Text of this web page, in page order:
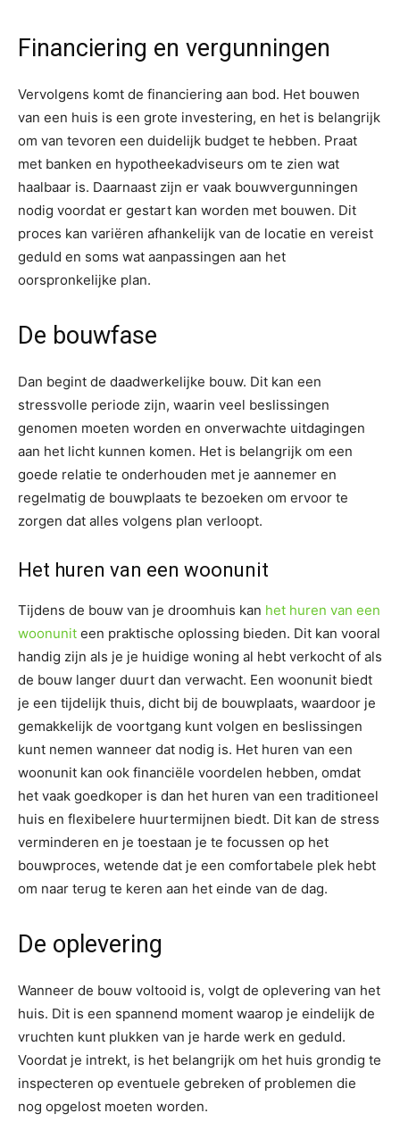
Financiering en vergunningen
Vervolgens komt de financiering aan bod. Het bouwen
van een huis is een grote investering, en het is belangrijk
om van tevoren een duidelijk budget te hebben. Praat
met banken en hypotheekadviseurs om te zien wat
haalbaar is. Daarnaast zijn er vaak bouwvergunningen
nodig voordat er gestart kan worden met bouwen. Dit
proces kan variëren afhankelijk van de locatie en vereist
geduld en soms wat aanpassingen aan het
oorspronkelijke plan.
De bouwfase
Dan begint de daadwerkelijke bouw. Dit kan een
stressvolle periode zijn, waarin veel beslissingen
genomen moeten worden en onverwachte uitdagingen
aan het licht kunnen komen. Het is belangrijk om een
goede relatie te onderhouden met je aannemer en
regelmatig de bouwplaats te bezoeken om ervoor te
zorgen dat alles volgens plan verloopt.
Het huren van een woonunit
Tijdens de bouw van je droomhuis kan het huren van een
woonunit een praktische oplossing bieden. Dit kan vooral
handig zijn als je je huidige woning al hebt verkocht of als
de bouw langer duurt dan verwacht. Een woonunit biedt
je een tijdelijk thuis, dicht bij de bouwplaats, waardoor je
gemakkelijk de voortgang kunt volgen en beslissingen
kunt nemen wanneer dat nodig is. Het huren van een
woonunit kan ook financiële voordelen hebben, omdat
het vaak goedkoper is dan het huren van een traditioneel
huis en flexibelere huurtermijnen biedt. Dit kan de stress
verminderen en je toestaan je te focussen op het
bouwproces, wetende dat je een comfortabele plek hebt
om naar terug te keren aan het einde van de dag.
De oplevering
Wanneer de bouw voltooid is, volgt de oplevering van het
huis. Dit is een spannend moment waarop je eindelijk de
vruchten kunt plukken van je harde werk en geduld.
Voordat je intrekt, is het belangrijk om het huis grondig te
inspecteren op eventuele gebreken of problemen die
nog opgelost moeten worden.